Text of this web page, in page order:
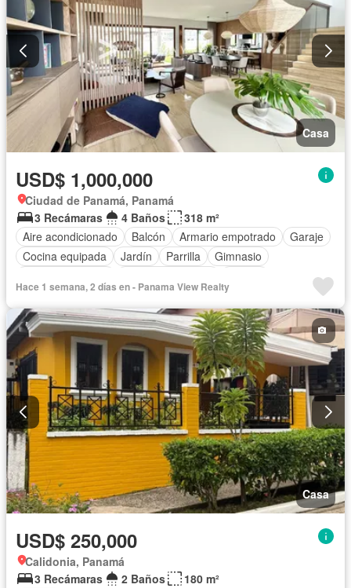
Casa
USD$ 1,000,000
Ciudad de Panamá, Panamá
3 Recámaras
4 Baños
318 m²
Aire acondicionado
Balcón Armario empotrado
Garaje
Cocina equipada
Jardín Parrilla
Gimnasio
Hace 1 semana, 2 días en - Panama View Realty
Casa
USD$ 250,000
Calidonia, Panamá
3 Recámaras
2 Baños
180 m²